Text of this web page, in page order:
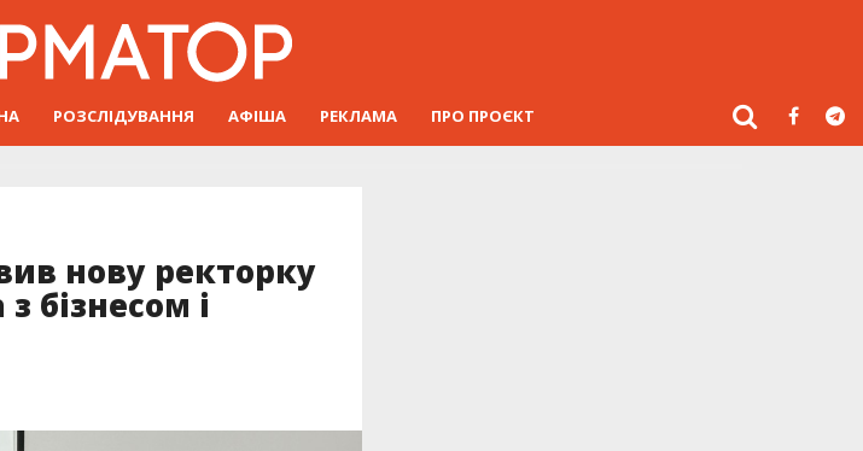
РОЗСЛІДУВАННЯ АФІША РЕКЛАМА ПРО ПРОЄКТ
нову ректорку
бізнесом і